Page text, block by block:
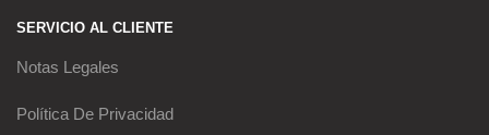
SERVICIO AL CLIENTE
Notas Legales
Política De Privacidad